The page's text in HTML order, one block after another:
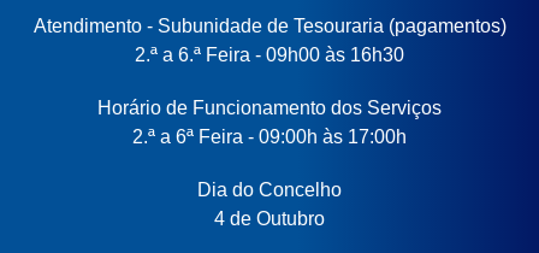
Atendimento - Subunidade de Tesouraria (pagamentos)
2.ª a 6.ª Feira - 09h00 às 16h30
Horário de Funcionamento dos Serviços
2.ª a 6ª Feira - 09:00h às 17:00h
Dia do Concelho
4 de Outubro